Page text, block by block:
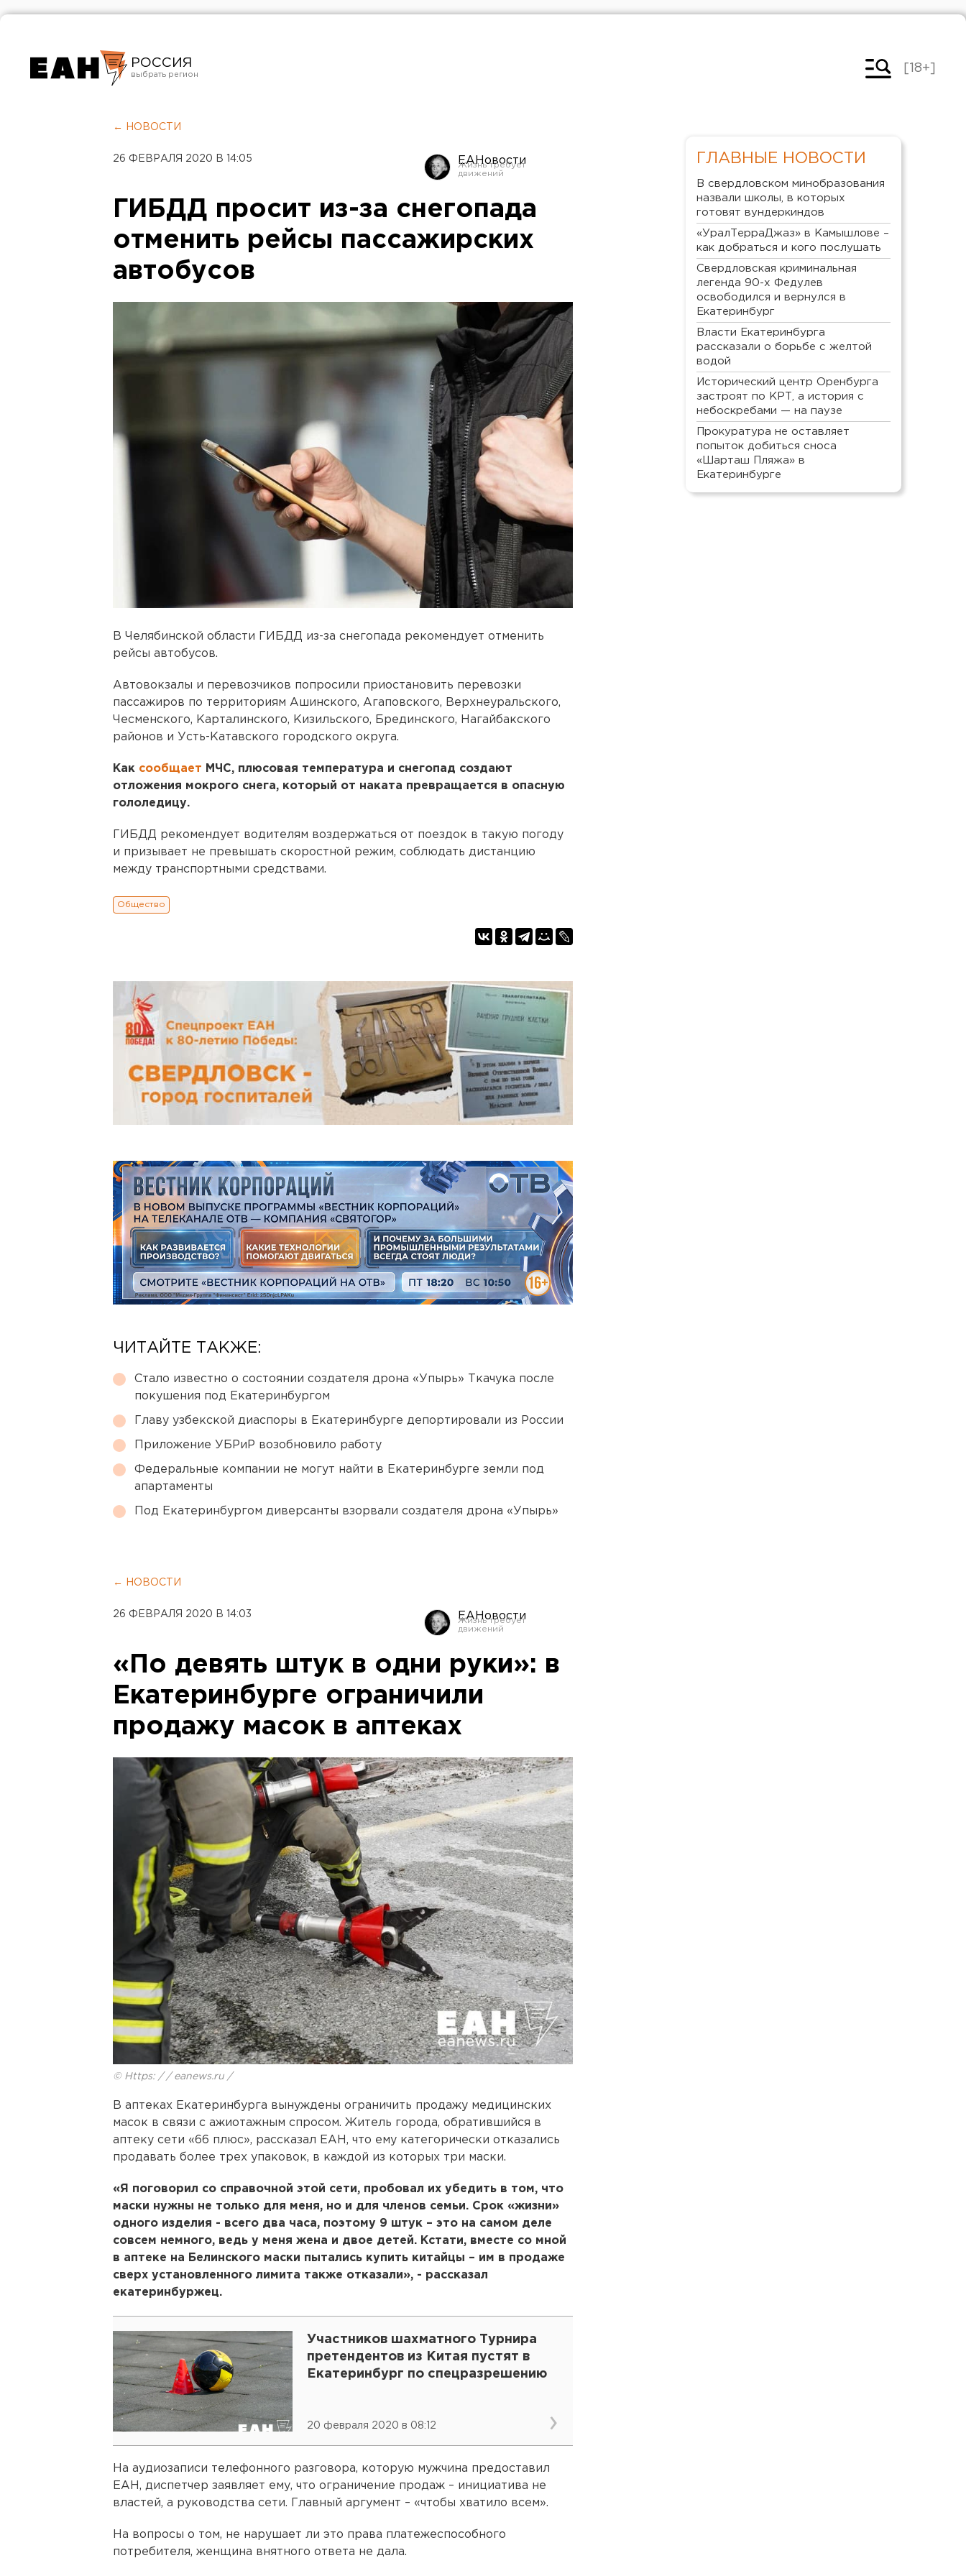
РОССИЯ
Челябинск
[18+]
← НОВОСТИ
26 ФЕВРАЛЯ 2020 В 14:05 ЕАНовости
ГИБДД просит из-за снегопада
отменить рейсы пассажирских
автобусов
В Челябинской области ГИБДД из-за снегопада рекомендует отменить
рейсы автобусов.
Автовокзалы и перевозчиков попросили приостановить перевозки
пассажиров по территориям Ашинского, Агаповского, Верхнеуральского,
Чесменского, Карталинского, Кизильского, Брединского, Нагайбакского
районов и Усть-Катавского городского округа.
Как сообщает МЧС, плюсовая температура и снегопад создают
отложения мокрого снега, который от наката превращается в опасную
гололедицу.
ГИБДД рекомендует водителям воздержаться от поездок в такую погоду
и призывает не превышать скоростной режим, соблюдать дистанцию
между транспортными средствами.
Общество
ЧИТАЙТЕ ТАКЖЕ:
Стало известно о состоянии создателя дрона «Упырь» Ткачука после
покушения под Екатеринбургом
Главу узбекской диаспоры в Екатеринбурге депортировали из России
Приложение УБРиР возобновило работу
Федеральные компании не могут найти в Екатеринбурге земли под
апартаменты
Под Екатеринбургом диверсанты взорвали создателя дрона «Упырь»
← НОВОСТИ
26 ФЕВРАЛЯ 2020 В 14:03 ЕАНовости
«По девять штук в одни руки»: в
Екатеринбурге ограничили
продажу масок в аптеках
© Https: / / eanews.ru /
В аптеках Екатеринбурга вынуждены ограничить продажу медицинских
масок в связи с ажиотажным спросом. Житель города, обратившийся в
аптеку сети «66 плюс», рассказал ЕАН, что ему категорически отказались
продавать более трех упаковок, в каждой из которых три маски.
«Я поговорил со справочной этой сети, пробовал их убедить в том, что
маски нужны не только для меня, но и для членов семьи. Срок «жизни»
одного изделия - всего два часа, поэтому 9 штук – это на самом деле
совсем немного, ведь у меня жена и двое детей. Кстати, вместе со мной
в аптеке на Белинского маски пытались купить китайцы – им в продаже
сверх установленного лимита также отказали», - рассказал
екатеринбуржец.
Участников шахматного Турнира
претендентов из Китая пустят в
Екатеринбург по спецразрешению
20 февраля 2020 в 08:12
На аудиозаписи телефонного разговора, которую мужчина предоставил
ЕАН, диспетчер заявляет ему, что ограничение продаж – инициатива не
властей, а руководства сети. Главный аргумент – «чтобы хватило всем».
На вопросы о том, не нарушает ли это права платежеспособного
потребителя, женщина внятного ответа не дала.
ГЛАВНЫЕ НОВОСТИ
В свердловском минобразования
назвали школы, в которых
готовят вундеркиндов
«УралТерраДжаз» в Камышлове –
как добраться и кого послушать
Свердловская криминальная
легенда 90-х Федулев
освободился и вернулся в
Екатеринбург
Власти Екатеринбурга
рассказали о борьбе с желтой
водой
Исторический центр Оренбурга
застроят по КРТ, а история с
небоскребами — на паузе
Прокуратура не оставляет
попыток добиться сноса
«Шарташ Пляжа» в
Екатеринбурге